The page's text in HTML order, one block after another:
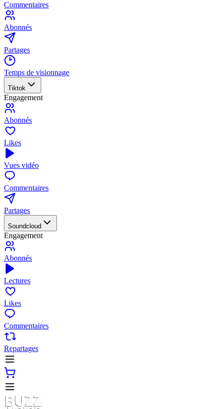
Commentaires
Abonnés
Partages
Temps de visionnage
Tiktok
Engagement
Abonnés
Likes
Vues vidéo
Commentaires
Partages
Soundcloud
Engagement
Abonnés
Lectures
Likes
Commentaires
Repartages